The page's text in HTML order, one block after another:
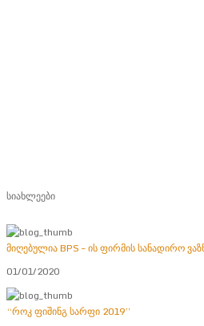
სიახლეები
მიღებულია BPS – ის ფირმის სანადირო
01/01/2020
“როკ ფიშინგ სარფი 2019”